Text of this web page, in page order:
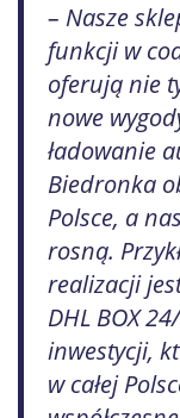
– Nasze
funkcji w
oferują nie
nowe
ładowanie
Biedronka
Polsce, a
rosną.
realizacji
DHL BOX
inwestycji,
w całej